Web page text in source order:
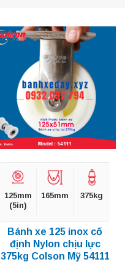
125mm
(5in)
165mm 375kg
Bánh xe 125 inox cố
định Nylon chịu lực
375kg Colson Mỹ 54111